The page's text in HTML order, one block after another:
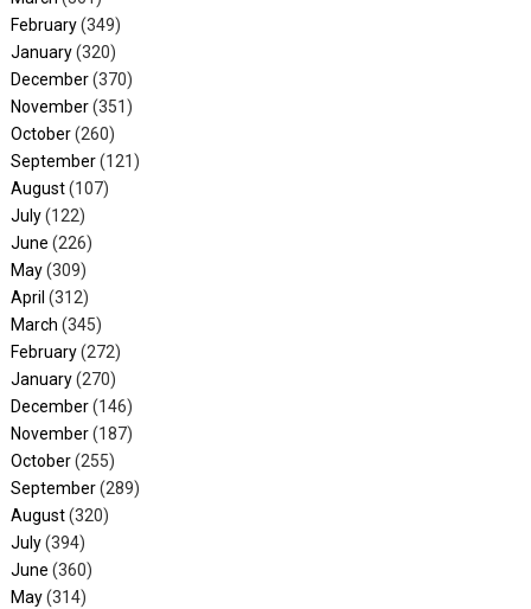
February(349)
January(320)
December(370)
November(351)
October(260)
September(121)
August(107)
July(122)
June (226)
May(309)
April (312)
March (345)
February(272)
January(270)
December(146)
November(187)
October(255)
September(289)
August(320)
July(394)
June (360)
May(314)